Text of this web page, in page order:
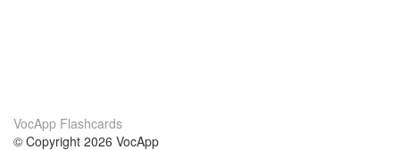
VocApp Flashcards
© Copyright 2026 VocApp